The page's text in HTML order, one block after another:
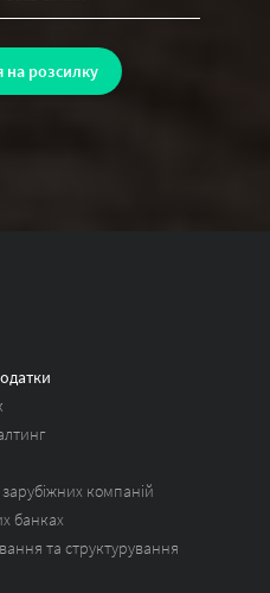
компаній
банках
та структурування